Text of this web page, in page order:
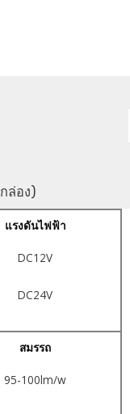
ล่อง)
แรงดันไฟฟ้า
DC12V
DC24V
สมรรถ
95-100lm/w